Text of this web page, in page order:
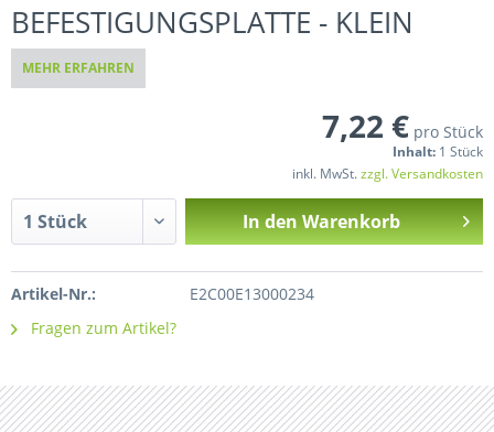
BEFESTIGUNGSPLATTE - KLEIN
MEHR ERFAHREN
7,22 € pro Stück
Inhalt: 1 Stück
inkl. MwSt.zzgl. Versandkosten
In denWarenkorb
Artikel-Nr.:
E2C00E13000234
Fragen zum Artikel?